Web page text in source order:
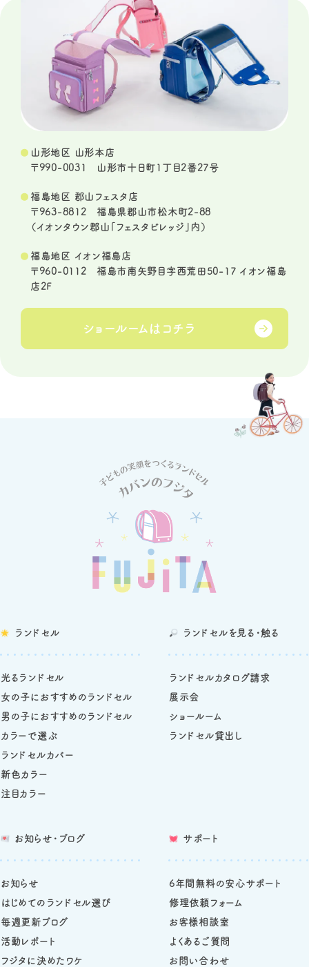
山形地区 山形本店
〒990-0031 山形市十日町1丁目2番27号
福島地区 郡山フェスタ店
〒963-8812 福島県郡山市松木町2-88
（イオンタウン郡山「フェスタビレッジ」内）
福島地区 イオン福島店
〒960-0112 福島市南矢野目字西荒田50-17 イオン福島
店2F
ショールームは コチラ
ランドセル
光るランドセル
女の子におすすめのランドセル
男の子におすすめのランドセル
カラーで選ぶ
ランドセルカバー
新色カラー
注目カラー
ランドセルを 見る・触る
ランドセルカタログ請求
展示会
ショールーム
ランドセル貸出し
お知らせ・ブログ
お知らせ
はじめてのランドセル選び
毎週更新ブログ
活動レポート
フジタに決めたワケ
サポート
6年間無料の安心サポート
修理依頼フォーム
お客様相談室
よくあるご質問
お問い合わせ